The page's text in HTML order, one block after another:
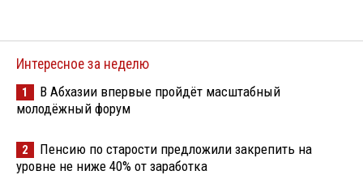
Интересное за неделю
1
В Абхазии впервые пройдёт масштабный
молодёжный форум
2
Пенсию по старости предложили закрепить на
уровне не ниже 40% от заработка